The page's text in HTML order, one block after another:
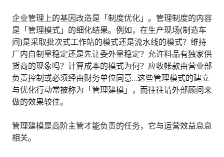
企业管理上的基因改造是「制度优化」。管理制度的内容
是「管理模式」的细化结果。例如，在生产现场(制造车
间)是采取批次式工作站的模式还是流水线的模式？维持
厂内自制量稳定还是先让委外量稳定？允许料品有独家供
货商的现象吗？计算成本的模式为何？应收帐款由营业部
负责控制或必须经由财务单位同意…这些管理模式的建立
与优化行动常被称为「管理建模」，而往往请外部顾问来
做的效果较佳。
管理建模是高阶主管才能负责的任务，它与运营效益息息
相关。